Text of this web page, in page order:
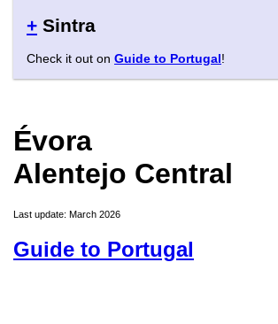
+ Sintra
Check it out on Guide to Portugal!
Évora
Alentejo Central
Last update: March 2026
Guide to Portugal